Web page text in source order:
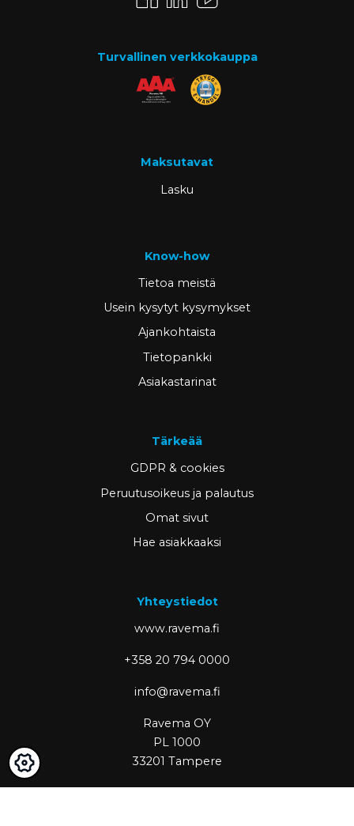
Turvallinen verkkokauppa
Maksutavat
Lasku
Know-how
Tietoa meistä
Usein kysytyt kysymykset
Ajankohtaista
Tietopankki
Asiakastarinat
Tärkeää
GDPR & cookies
Peruutusoikeus ja palautus
Omat sivut
Hae asiakkaaksi
Yhteystiedot
www.ravema.fi
+358 20 794 0000
info@ravema.fi
Ravema OY
PL 1000
33201 Tampere